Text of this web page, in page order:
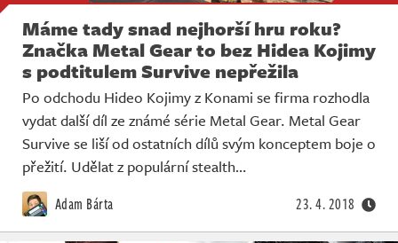
Máme tady snad nejhorší hru roku?
Značka Metal Gear to bez Hidea Kojimy
s podtitulem Survive nepřežila
Po odchodu Hideo Kojimy z Konami se firma rozhodla
vydat další díl ze známé série Metal Gear. Metal Gear
Survive se liší od ostatních dílů svým konceptem boje o
přežití. Udělat z populární stealth…
Adam Bárta 23. 4. 2018